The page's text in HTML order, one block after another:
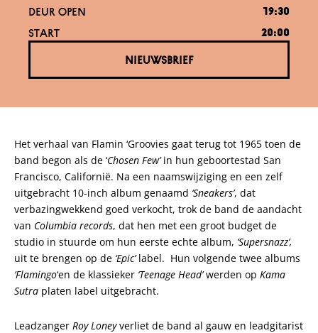
DEUR OPEN 19:30
START 20:00
NIEUWSBRIEF
Het verhaal van Flamin ‘Groovies gaat terug tot 1965 toen de
band begon als de ‘Chosen Few’in hun geboortestad San
Francisco, Californië. Na een naamswijziging en een zelf
uitgebracht 10-inch album genaamd ‘Sneakers’, dat
verbazingwekkend goed verkocht, trok de band de aandacht
van Columbia records, dat hen met een groot budget de
studio in stuurde om hun eerste echte album, ‘Supersnazz’,
uit te brengen op de ‘Epic’label. Hun volgende twee albums
‘Flamingo‘en de klassieker ‘Teenage Head’werden op Kama
Sutra platen label uitgebracht.
Leadzanger Roy Loneyverliet de band al gauw en leadgitarist